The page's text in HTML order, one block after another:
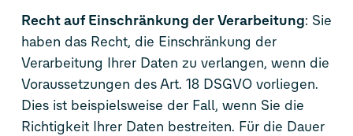
Recht auf Einschränkung der Verarbeitung: Sie
haben das Recht, die Einschränkung der
Verarbeitung Ihrer Daten zu verlangen, wenn die
Voraussetzungen des Art. 18 DSGVO vorliegen.
Dies ist beispielsweise der Fall, wenn Sie die
Richtigkeit Ihrer Daten bestreiten. Für die Dauer